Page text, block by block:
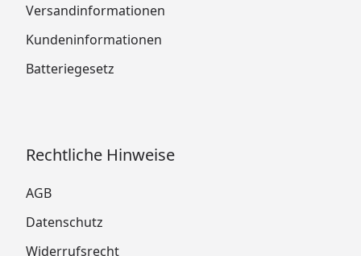
Versandinformationen
Kundeninformationen
Batteriegesetz
Rechtliche Hinweise
AGB
Datenschutz
Widerrufsrecht